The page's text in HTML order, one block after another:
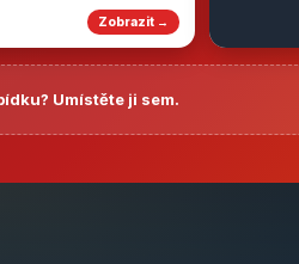
Zobrazit →
Umístěte ji sem.